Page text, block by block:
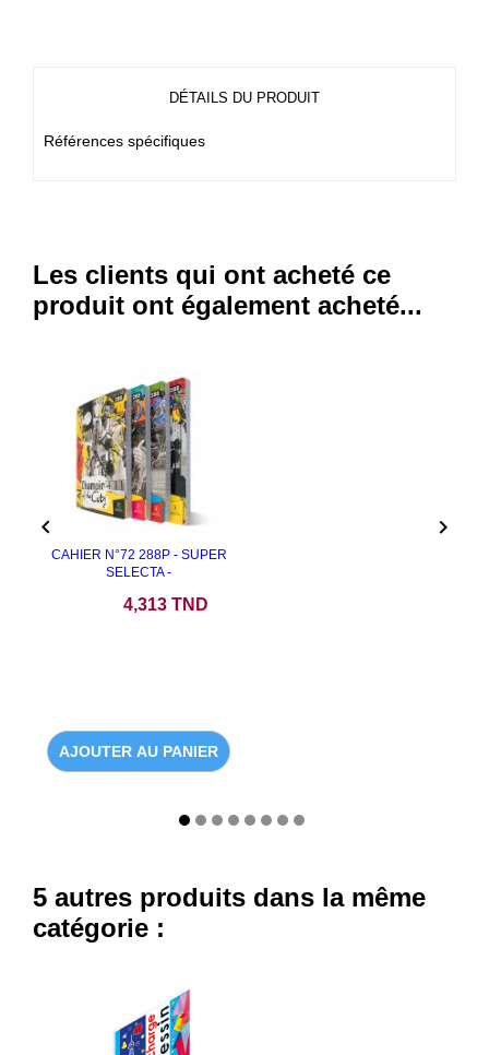
DÉTAILS DU PRODUIT
Références spécifiques
Les clients qui ont acheté ce
produit ont également acheté...
CAHIER N°72 288P - SUPER
SELECTA -
4,313 TND
AJOUTER AU PANIER
 
5 autres produits dans la même
catégorie :